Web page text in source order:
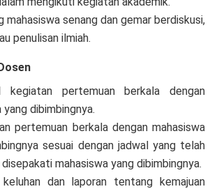
mahasiswa senang dan gemar berdiskusi,
penulisan ilmiah.
kegiatan pertemuan berkala dengan
yang dibimbingnya.
pertemuan berkala dengan mahasiswa
sesuai dengan jadwal yang telah
mahasiswa yang dibimbingnya.
keluhan dan laporan tentang kemajuan